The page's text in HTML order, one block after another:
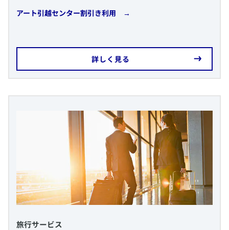
​アート引越センター割引き利用 →
​詳しく見る
​旅行サービス